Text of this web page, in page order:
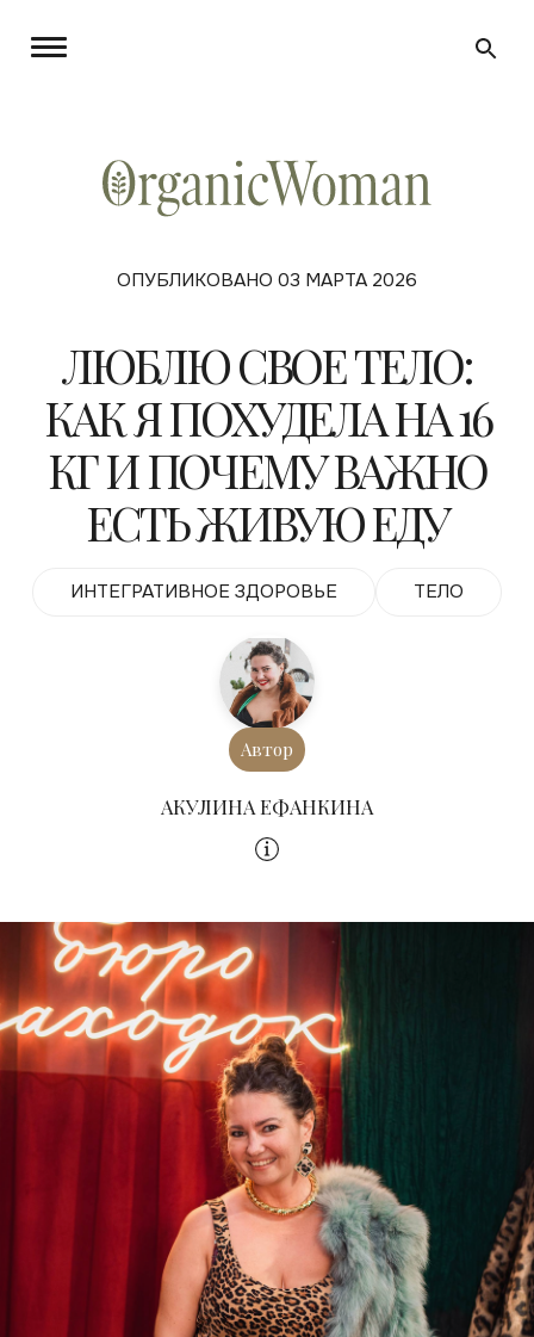
ОПУБЛИКОВАНО 03 МАРТА 2026
ЛЮБЛЮ СВОЕ ТЕЛО:
КАК Я ПОХУДЕЛА НА 16
КГ И ПОЧЕМУ ВАЖНО
ЕСТЬ ЖИВУЮ ЕДУ
ИНТЕГРАТИВНОЕ ЗДОРОВЬЕ ТЕЛО
Автор
АКУЛИНА ЕФАНКИНА